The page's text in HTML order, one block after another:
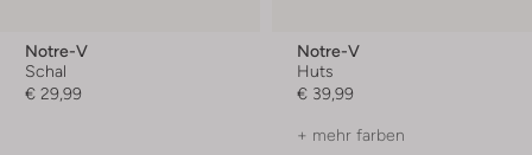
Notre-V
Schal
€ 29,99
Notre-V
Huts
€ 39,99
+ mehr farben